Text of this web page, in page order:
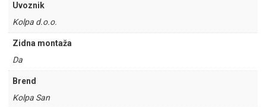
Uvoznik
Kolpa d.o.o.
Zidna montaža
Da
Brend
Kolpa San